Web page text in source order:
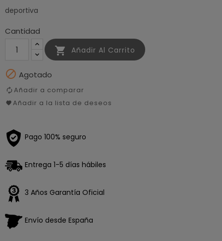
deportiva
Cantidad
 Añadir Al Carrito
 Agotado
Añadir a comparar
Añadir a la lista de deseos
Pago 100% seguro
Entrega 1-5 días hábiles
3 Años Garantía Oficial
Envío desde España